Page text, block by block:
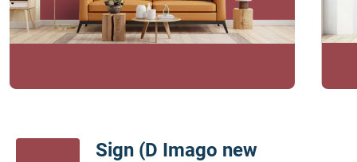
Sign (D Imago new